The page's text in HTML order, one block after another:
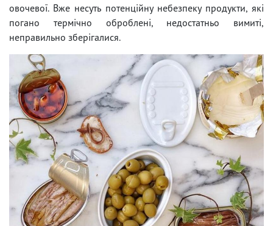
овочевої. Вже несуть потенційну небезпеку продукти, які
погано термічно оброблені, недостатньо вимиті,
неправильно зберігалися.